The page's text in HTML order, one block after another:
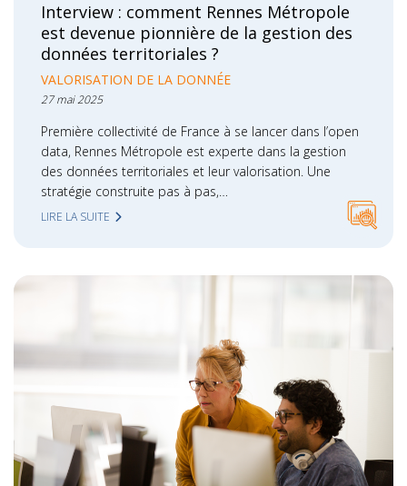
Interview : comment Rennes Métropole
est devenue pionnière de la gestion des
données territoriales ?
VALORISATION DE LA DONNÉE
27 mai 2025
Première collectivité de France à se lancer dans l’open
data, Rennes Métropole est experte dans la gestion
des données territoriales et leur valorisation. Une
stratégie construite pas à pas,…
LIRE LA SUITE